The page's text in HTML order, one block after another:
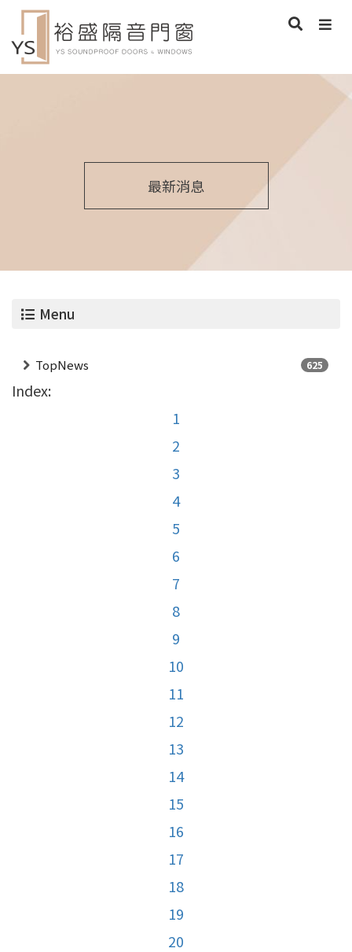
最新消息
Menu
TopNews 625
Index:
1
2
3
4
5
6
7
8
9
10
11
12
13
14
15
16
17
18
19
20